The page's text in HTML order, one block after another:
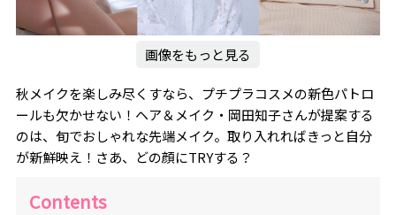
画像をもっと見る
秋メイクを楽しみ尽くすなら、プチプラコスメの新色パトロ
ールも欠かせない！ヘア＆メイク・岡田知子さんが提案する
のは、旬でおしゃれな先端メイク。取り入れればきっと自分
が新鮮映え！さあ、どの顔にTRYする？
Contents